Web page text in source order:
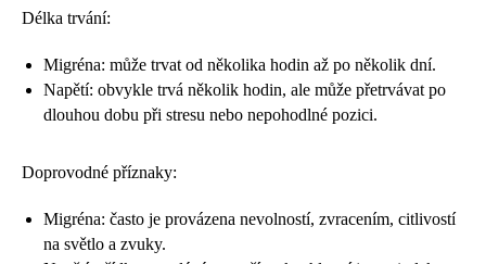
Délka trvání:
Migréna: může trvat od několika hodin až po několik dní.
Napětí: obvykle trvá několik hodin, ale může přetrvávat po
dlouhou dobu při stresu nebo nepohodlné pozici.
Doprovodné příznaky:
Migréna: často je provázena nevolností, zvracením, citlivostí
na světlo a zvuky.